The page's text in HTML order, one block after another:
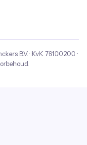
B.V. · KvK 76100200 ·